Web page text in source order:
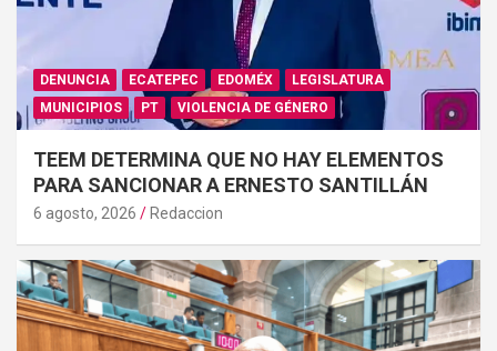
DENUNCIA ECATEPEC EDOMÉX
LEGISLATURA
MUNICIPIOS
PT VIOLENCIA DE GÉNERO
TEEM DETERMINA QUE NO HAY ELEMENTOS
PARA SANCIONAR A ERNESTO SANTILLÁN
6 agosto, 2026 Redaccion